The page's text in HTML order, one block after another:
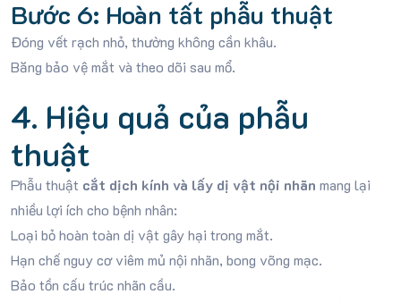
Bước 6: Hoàn tất phẫu thuật
Đóng vết rạch nhỏ, thường không cần khâu.
Băng bảo vệ mắt và theo dõi sau mổ.
4. Hiệu quả của phẫu
thuật
Phẫu thuật cắt dịch kính và lấy dị vật nội nhãn mang lại
nhiều lợi ích cho bệnh nhân:
Loại bỏ hoàn toàn dị vật gây hại trong mắt.
Hạn chế nguy cơ viêm mủ nội nhãn, bong võng mạc.
Bảo tồn cấu trúc nhãn cầu.